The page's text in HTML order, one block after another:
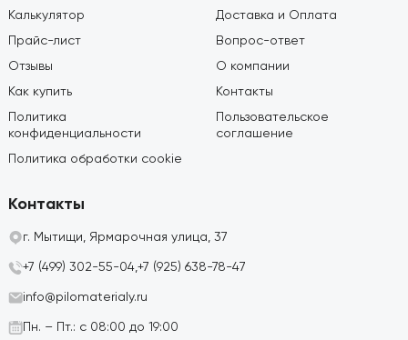
Калькулятор
Прайс-лист
Отзывы
Как купить
Политика
конфиденциальности
Политика обработки cookie
Доставка и Оплата
Вопрос-ответ
О компании
Контакты
Пользовательское
соглашение
Контакты
г. Мытищи, Ярмарочная улица, 37
+7 (499) 302-55-04,+7 (925) 638-78-47
info@pilomaterialy.ru
Пн. – Пт.: с 08:00 до 19:00